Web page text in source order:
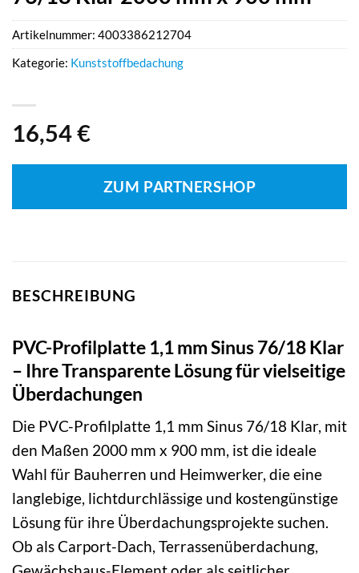
16,54€
ZUM PARTNERSHOP
Artikelnummer: 4003386212704
Kategorie: Kunststoffbedachung
BESCHREIBUNG
PVC-Profilplatte 1,1 mm Sinus 76/18 Klar
– Ihre Transparente Lösung für vielseitige
Überdachungen
Die PVC-Profilplatte 1,1 mm Sinus 76/18 Klar, mit
den Maßen 2000 mm x 900 mm, ist die ideale
Wahl für Bauherren und Heimwerker, die eine
langlebige, lichtdurchlässige und kostengünstige
Lösung für ihre Überdachungsprojekte suchen.
Ob als Carport-Dach, Terrassenüberdachung,